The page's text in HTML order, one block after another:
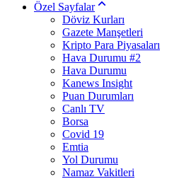
Özel Sayfalar
Döviz Kurları
Gazete Manşetleri
Kripto Para Piyasaları
Hava Durumu #2
Hava Durumu
Kanews Insight
Puan Durumları
Canlı TV
Borsa
Covid 19
Emtia
Yol Durumu
Namaz Vakitleri